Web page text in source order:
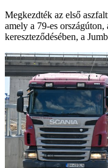
Megkezdték az első
amely a 79-es
kereszteződésében, a